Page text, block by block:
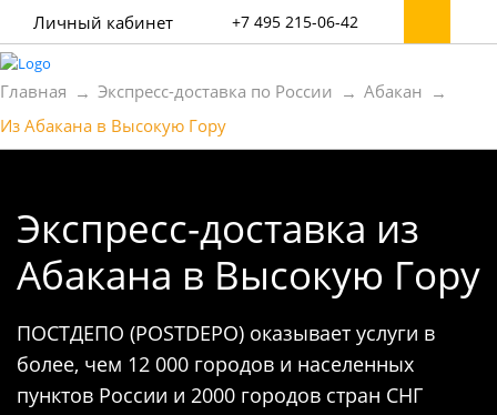
Главная Экспресс-доставка по России
Абакан
Из Абакана в Высокую Гору
Личный кабинет +7 495 215-06-42
Экспресс-доставка из
Абакана в Высокую Гору
ПОСТДЕПО (POSTDEPO) оказывает услуги в
более, чем 12 000 городов и населенных
пунктов России и 2000 городов стран СНГ